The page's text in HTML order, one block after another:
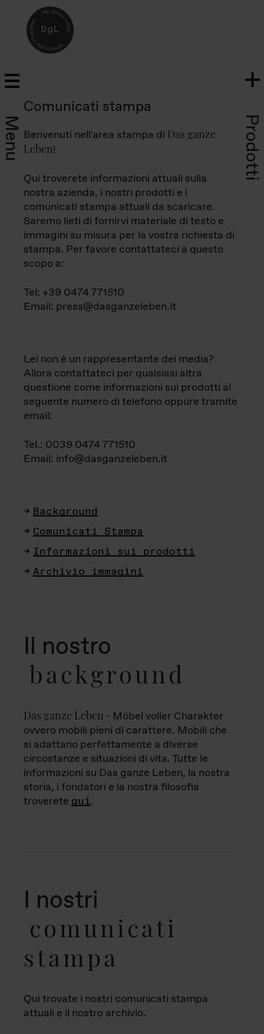
Menu Prodotti
Comunicati stampa
Benvenuti nell'area stampa di Das ganze
Leben!
Qui troverete informazioni attuali sulla
nostra azienda, i nostri prodotti e i
comunicati stampa attuali da scaricare.
Saremo lieti di fornirvi materiale di testo e
immagini su misura per la vostra richiesta di
stampa. Per favore contattateci a questo
scopo a:
Tel: +39 0474 771510
Email: press@dasganzeleben.it
Lei non è un rappresentante dei media?
Allora contattateci per qualsiasi altra
questione come informazioni sui prodotti al
seguente numero di telefono oppure tramite
email:
Tel.: 0039 0474 771510
Email: info@dasganzeleben.it
Background
Comunicati Stampa
Informazioni sui prodotti
Archivio immagini
Il nostro
background
Das ganze Leben - Möbel voller Charakter
ovvero mobili pieni di carattere. Mobili che
si adattano perfettamente a diverse
circostanze e situazioni di vita. Tutte le
informazioni su Das ganze Leben, la nostra
storia, i fondatori e la nostra filosofia
troverete qui.
I nostri
comunicati
stampa
Qui trovate i nostri comunicati stampa
attuali e il nostro archivio.